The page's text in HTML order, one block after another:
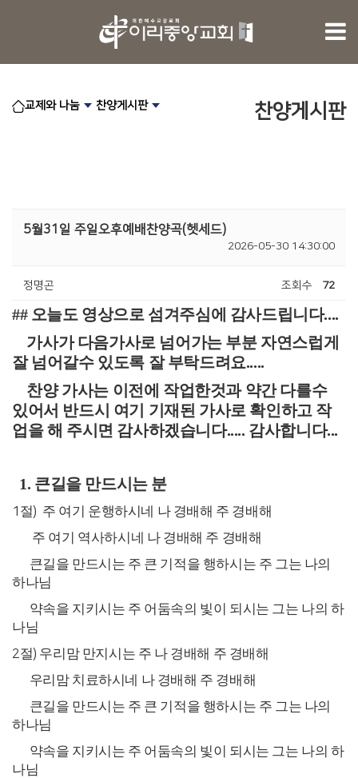
교제와 나눔 찬양게시판 찬양게시판
5월31일 주일오후예배찬양곡(헷세드)
2026-05-30 14:30:00
정명곤 조회수 72
## 오늘도 영상으로 섬겨주심에 감사드립니다....
가사가 다음가사로 넘어가는 부분 자연스럽게
잘 넘어갈수 있도록 잘 부탁드려요.....
찬양 가사는 이전에 작업한것과 약간 다를수
있어서 반드시 여기 기재된 가사로 확인하고 작
업을 해 주시면 감사하겠습니다..... 감사합니다...
1. 큰길을 만드시는 분
1 절) 주 여기 운행하시네 나 경배해 주 경배해
주 여기 역사하시네 나 경배해 주 경배해
큰길을 만드시는 주 큰 기적을 행하시는 주 그는 나의
하나님
약속을 지키시는 주 어둠속의 빛이 되시는 그는 나의 하
나님
2절) 우리맘 만지시는 주 나 경배해 주 경배해
우리맘 치료하시네 나 경배해 주 경배해
큰길을 만드시는 주 큰 기적을 행하시는 주 그는 나의
하나님
약속을 지키시는 주 어둠속의 빛이 되시는 그는 나의 하
나님